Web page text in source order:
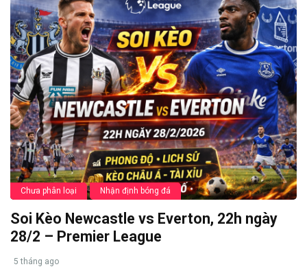
Chưa phân loại Nhận định bóng đá
Soi Kèo Newcastle vs Everton, 22h ngày
28/2 – Premier League
5 tháng ago